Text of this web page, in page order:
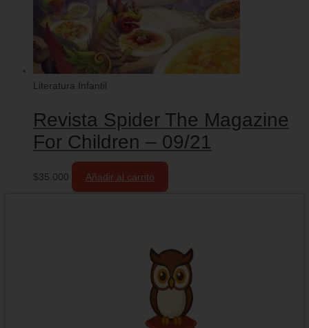
Literatura Infantil
Revista Spider The Magazine
For Children – 09/21
$35.000 Añadir al carrito